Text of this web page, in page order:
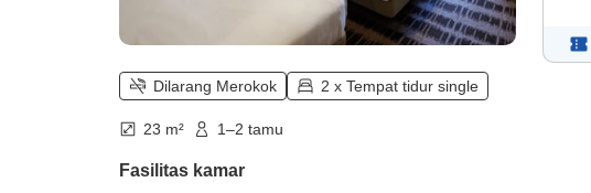
Dilarang Merokok 2 x Tempat tidur single
23 m² 1–2 tamu
Fasilitas kamar